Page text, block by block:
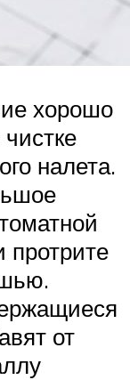
хорошо
налета.
протрите
от